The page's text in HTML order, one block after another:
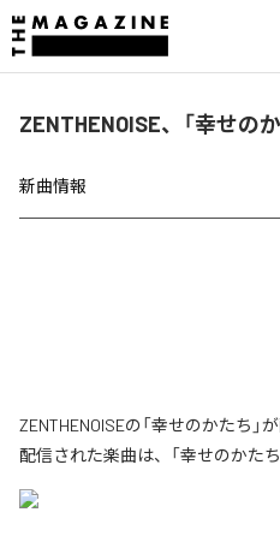
ZENTHENOISE、「幸せの
新曲情報
ZENTHENOISEの「幸せのかたち
配信された楽曲は、「幸せのかた